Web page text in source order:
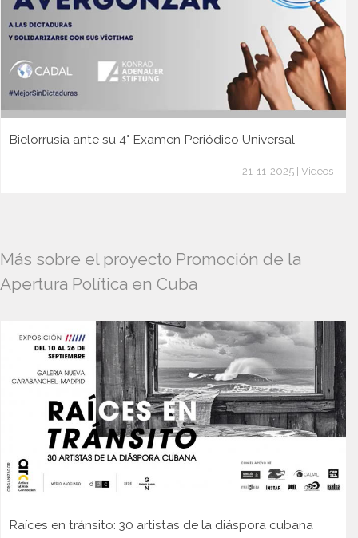
Bielorrusia ante su 4° Examen Periódico Universal
21-11-2025 | Videos
Más sobre el proyecto Promoción de la
Apertura Política en Cuba
Raíces en tránsito: 30 artistas de la diáspora cubana